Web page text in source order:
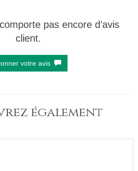
pas encore d’avis
client.
votre avis
également